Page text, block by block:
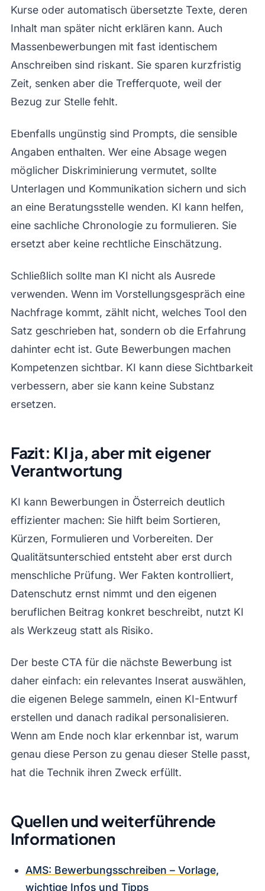
Kurse oder automatisch übersetzte Texte, deren
Inhalt man später nicht erklären kann. Auch
Massenbewerbungen mit fast identischem
Anschreiben sind riskant. Sie sparen kurzfristig
Zeit, senken aber die Trefferquote, weil der
Bezug zur Stelle fehlt.
Ebenfalls ungünstig sind Prompts, die sensible
Angaben enthalten. Wer eine Absage wegen
möglicher Diskriminierung vermutet, sollte
Unterlagen und Kommunikation sichern und sich
an eine Beratungsstelle wenden. KI kann helfen,
eine sachliche Chronologie zu formulieren. Sie
ersetzt aber keine rechtliche Einschätzung.
Schließlich sollte man KI nicht als Ausrede
verwenden. Wenn im Vorstellungsgespräch eine
Nachfrage kommt, zählt nicht, welches Tool den
Satz geschrieben hat, sondern ob die Erfahrung
dahinter echt ist. Gute Bewerbungen machen
Kompetenzen sichtbar. KI kann diese Sichtbarkeit
verbessern, aber sie kann keine Substanz
ersetzen.
Fazit: KI ja, aber mit eigener
Verantwortung
KI kann Bewerbungen in Österreich deutlich
effizienter machen: Sie hilft beim Sortieren,
Kürzen, Formulieren und Vorbereiten. Der
Qualitätsunterschied entsteht aber erst durch
menschliche Prüfung. Wer Fakten kontrolliert,
Datenschutz ernst nimmt und den eigenen
beruflichen Beitrag konkret beschreibt, nutzt KI
als Werkzeug statt als Risiko.
Der beste CTA für die nächste Bewerbung ist
daher einfach: ein relevantes Inserat auswählen,
die eigenen Belege sammeln, einen KI-Entwurf
erstellen und danach radikal personalisieren.
Wenn am Ende noch klar erkennbar ist, warum
genau diese Person zu genau dieser Stelle passt,
hat die Technik ihren Zweck erfüllt.
Quellen und weiterführende
Informationen
AMS: Bewerbungsschreiben – Vorlage,
wichtige Infos und Tipps